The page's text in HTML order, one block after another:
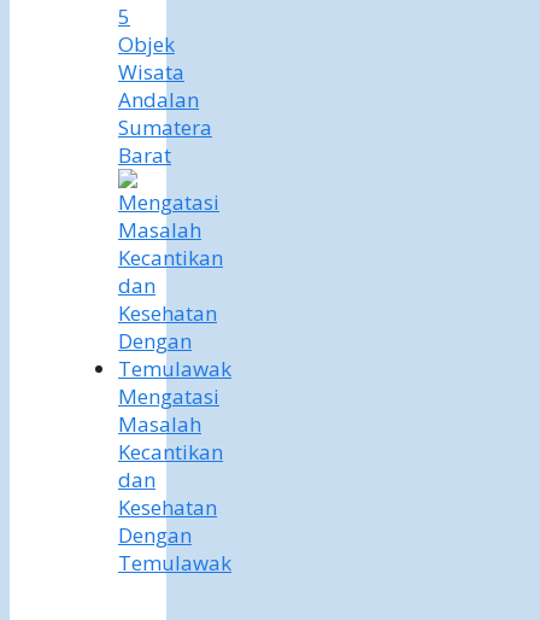
5
Objek
Wisata
Andalan
Sumatera
Barat
Mengatasi
Masalah
Kecantikan
dan
Kesehatan
Dengan
Temulawak